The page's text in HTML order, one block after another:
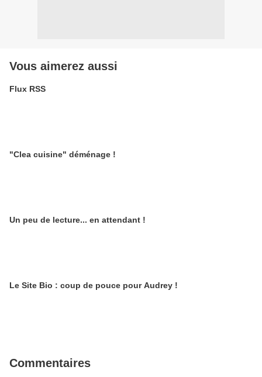
Vous aimerez aussi
Flux RSS
"Clea cuisine" déménage !
Un peu de lecture... en attendant !
Le Site Bio : coup de pouce pour Audrey !
Commentaires